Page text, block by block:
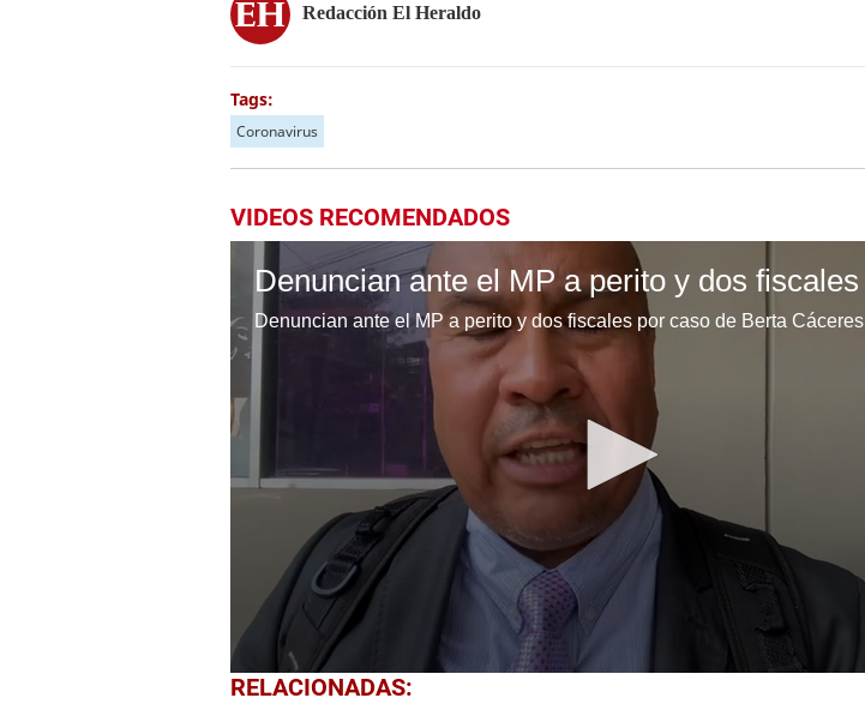
Redacción El Heraldo
Tags:
Coronavirus
VIDEOS RECOMENDADOS
Denuncian ante el MP a perito y dos fiscales por caso de Berta Cáceres
0
seconds
RELACIONADAS: